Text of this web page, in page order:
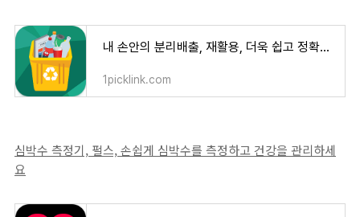
내 손안의 분리배출, 재활용, 더욱 쉽고 정확하게!
1picklink.com
심박수 측정기, 펄스, 손쉽게 심박수를 측정하고 건강을 관리하세
요